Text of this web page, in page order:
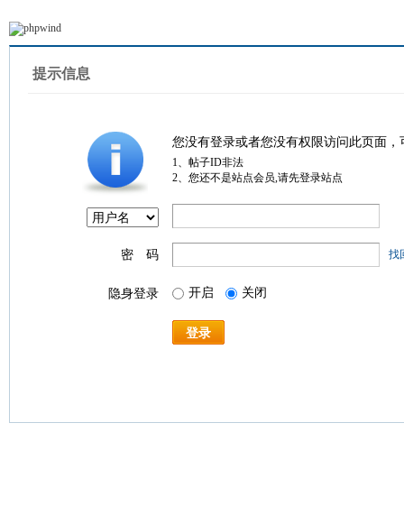
提示信息
您没有登录或者您没有权限访问此页面
1、帖子ID非法
2、您还不是站点会员,请先登录站点
密 码 找
隐身登录 开启 关闭
登录